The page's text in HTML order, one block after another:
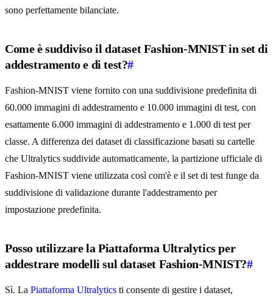
sono perfettamente bilanciate.
Come è suddiviso il dataset Fashion-MNIST in set di
addestramento e di test?#
Fashion-MNIST viene fornito con una suddivisione predefinita di
60.000 immagini di addestramento e 10.000 immagini di test, con
esattamente 6.000 immagini di addestramento e 1.000 di test per
classe. A differenza dei dataset di classificazione basati su cartelle
che Ultralytics suddivide automaticamente, la partizione ufficiale di
Fashion-MNIST viene utilizzata così com'è e il set di test funge da
suddivisione di validazione durante l'addestramento per
impostazione predefinita.
Posso utilizzare la Piattaforma Ultralytics per
addestrare modelli sul dataset Fashion-MNIST?#
Sì. La Piattaforma Ultralytics ti consente di gestire i dataset,